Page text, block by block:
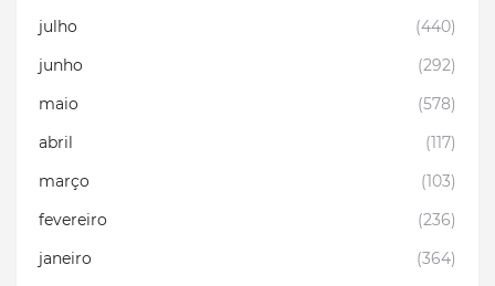
julho
(440)
junho
(292)
maio
(578)
abril
(117)
março
(103)
fevereiro
(236)
janeiro
(364)